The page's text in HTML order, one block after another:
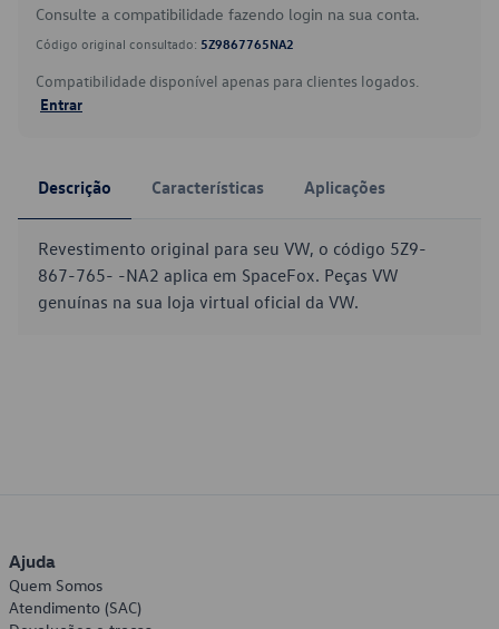
Consulte a compatibilidade fazendo login na sua conta.
Código original consultado: 5Z9867765NA2
Compatibilidade disponível apenas para clientes logados.
Entrar
Descrição Características Aplicações
Revestimento original para seu VW, o código 5Z9-
867-765- -NA2 aplica em SpaceFox. Peças VW
genuínas na sua loja virtual oficial da VW.
Ajuda
Quem Somos
Atendimento (SAC)